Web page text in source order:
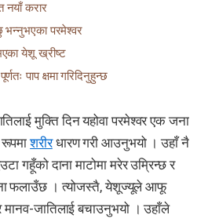
नयाँ करार
भन्नुभएका परमेश्वर
येशू ख्रीष्ट
पाप क्षमा गरिदिनुहुन्छ
मुक्ति दिन यहोवा परमेश्वर एक जना
रूपमाशरीरधारण गरी आउनुभयो । उहाँ नै
गहूँको दाना माटोमा मरेर उम्रिन्छ र
फलाउँछ । त्योजस्तै, येशूज्यूले आफू
मानव-जातिलाई बचाउनुभयो । उहाँले